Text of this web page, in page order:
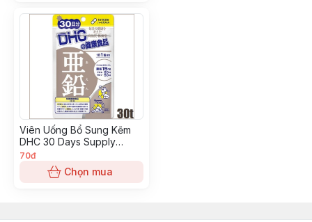
Viên Uống Bổ Sung Kẽm
DHC 30 Days Supply
(hàng chính hãng, có tem
70đ
Chọn mua